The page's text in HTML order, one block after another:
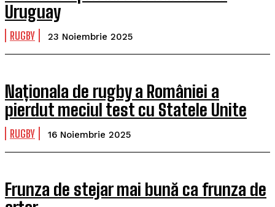
Uruguay
RUGBY 23 Noiembrie 2025
Naționala de rugby a României a
pierdut meciul test cu Statele Unite
RUGBY 16 Noiembrie 2025
Frunza de stejar mai bună ca frunza de